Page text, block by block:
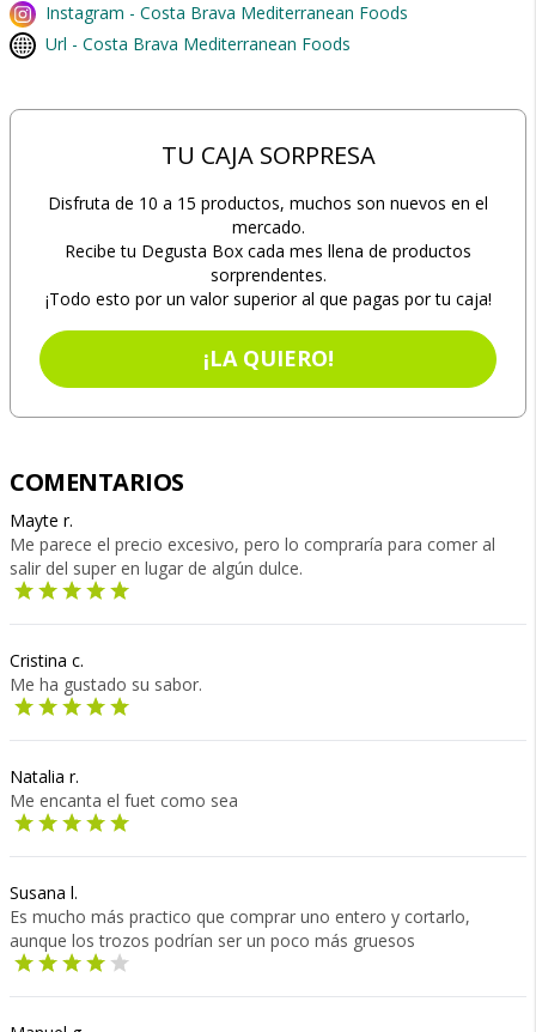
Instagram - Costa Brava Mediterranean Foods
Url - Costa Brava Mediterranean Foods
TU CAJA SORPRESA
Disfruta de 10 a 15 productos, muchos son nuevos en el
mercado.
Recibe tu Degusta Box cada mes llena de productos
sorprendentes.
¡Todo esto por un valor superior al que pagas por tu caja!
¡LA QUIERO!
COMENTARIOS
Mayte r.
Me parece el precio excesivo, pero lo compraría para comer al
salir del super en lugar de algún dulce.
Cristina c.
Me ha gustado su sabor.
Natalia r.
Me encanta el fuet como sea
Susana l.
Es mucho más practico que comprar uno entero y cortarlo,
aunque los trozos podrían ser un poco más gruesos